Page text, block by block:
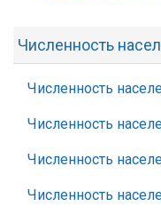
Численность
Численность
Численность
Численность
Численность